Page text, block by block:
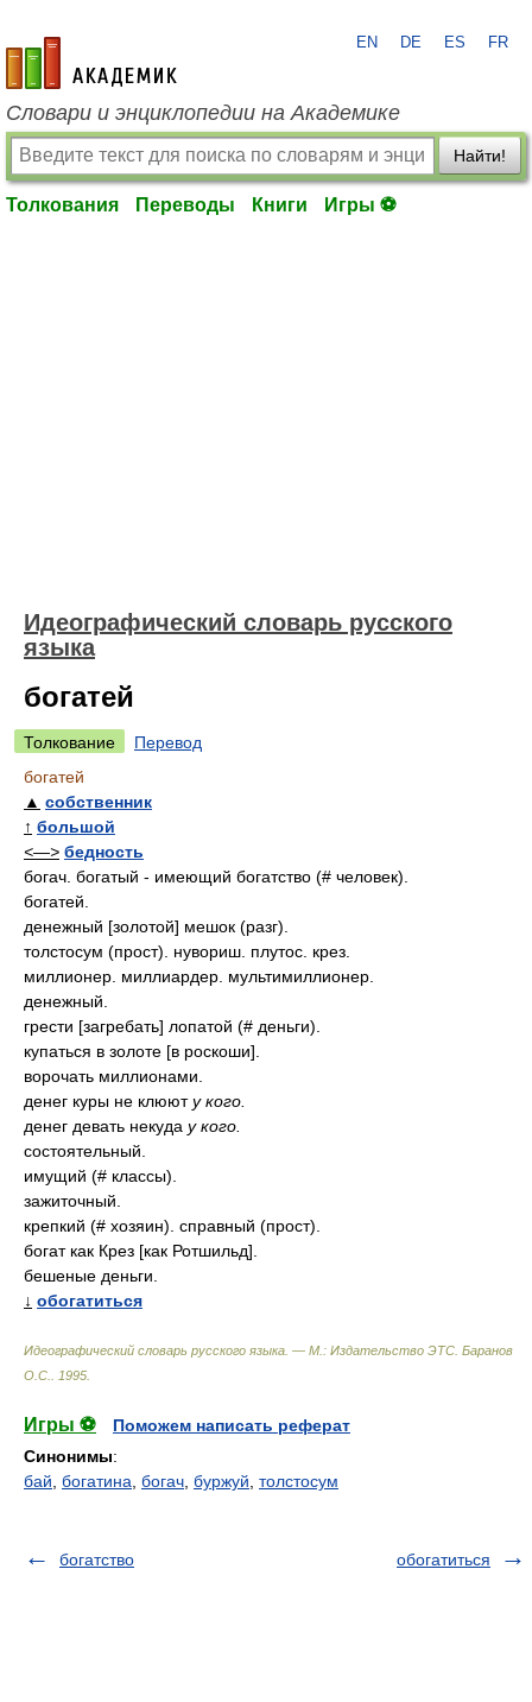
academic.ru
EN DE ES FR
Словари и энциклопедии на Академике
Найти!
Толкования Переводы Книги Игры ⚽
Идеографический словарь русского
языка
богатей
Толкование
Перевод
богатей
▲ собственник
↑ большой
<—> бедность
богач. богатый - имеющий богатство (# человек).
богатей.
денежный [золотой] мешок (разг).
толстосум (прост). нувориш. плутос. крез.
миллионер. миллиардер. мультимиллионер.
денежный.
грести [загребать] лопатой (# деньги).
купаться в золоте [в роскоши].
ворочать миллионами.
денег куры не клююту кого.
денег девать некуда у кого.
состоятельный.
имущий (# классы).
зажиточный.
крепкий (# хозяин). справный (прост).
богат как Крез [как Ротшильд].
бешеные деньги.
↓ обогатиться
Идеографический словарь русского языка. — М.: Издательство ЭТС Баранов
О.С.
1995
Игры ⚽
Поможем написать реферат
Синонимы:
бай богатина богач буржуй толстосум
богатство обогатиться